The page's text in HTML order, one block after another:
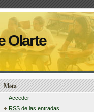
Olarte
Meta
Acceder
RSS de las entradas